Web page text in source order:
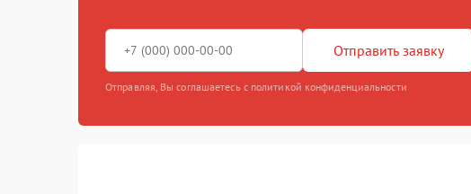
Отправить заявку
Отправляя, Вы соглашаетесь с политикой конфиденциальности